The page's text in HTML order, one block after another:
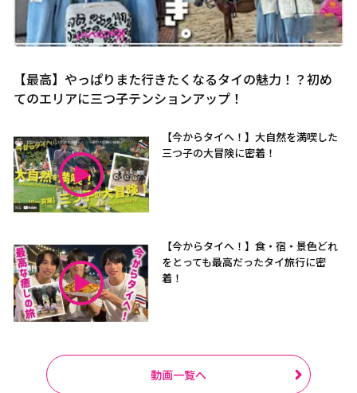
【最高】やっぱりまた行きたくなるタイの魅力！？初め
てのエリアに三つ子テンションアップ！
【今からタイへ！】大自然を満喫した
三つ子の大冒険に密着！
【今からタイへ！】食・宿・景色どれ
をとっても最高だったタイ旅行に密
着！
動画一覧へ